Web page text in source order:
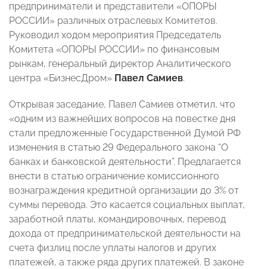
предприниматели и представители «ОПОРЫ
РОССИИ» различных отраслевых Комитетов.
Руководил ходом мероприятия Председатель
Комитета «ОПОРЫ РОССИИ» по финансовым
рынкам, генеральный директор Аналитического
центра «БизнесДром» Павел Самиев.
Открывая заседание, Павел Самиев отметил, что
«одним из важнейших вопросов на повестке дня
стали предложенные Государственной Думой РФ
изменения в статью 29 Федерального закона “О
банках и банковской деятельности”. Предлагается
внести в статью ограничение комиссионного
вознаграждения кредитной организации до 3% от
суммы перевода. Это касается социальных выплат,
заработной платы, командировочных, перевод
дохода от предпринимательской деятельности на
счета физлиц после уплаты налогов и других
платежей, а также ряда других платежей. В законе